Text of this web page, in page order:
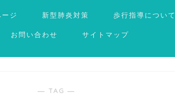
ージ 新型肺炎対策 歩行指導について
お問い合わせ サイトマップ
― TAG ―